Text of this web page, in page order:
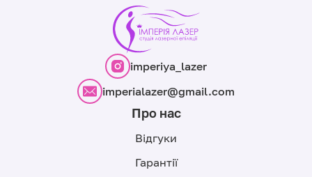
imperiya_lazer
imperialazer@gmail.com
Про нас
Відгуки
Гарантії